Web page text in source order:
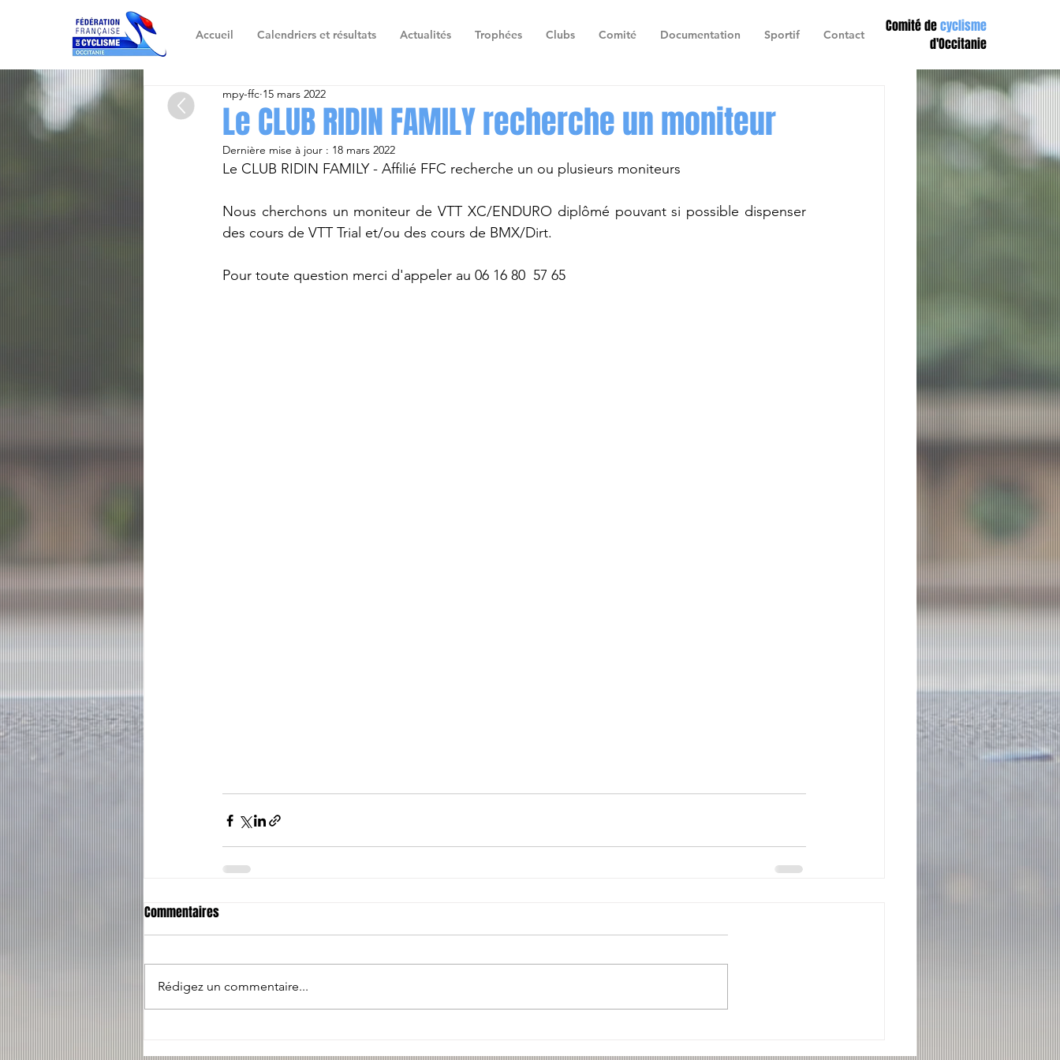
Accueil Calendriers et résultats Actualités Trophées Clubs Comité Documentation Sportif Contact Comité decyclisme
d'Occitanie
Le CLUB RIDIN FAMILY recherche un moniteur
mpy-ffc 15 mars 2022
Dernière mise à jour : 18 mars 2022
Le CLUB RIDIN FAMILY - Affilié FFC recherche un ou plusieurs moniteurs
Nous cherchons un moniteur de VTT XC/ENDURO diplômé pouvant si possible dispenser
des cours de VTT Trial et/ou des cours de BMX/Dirt.
Pour toute question merci d'appeler au 06 16 80  57 65
Commentaires
Rédigez un commentaire...